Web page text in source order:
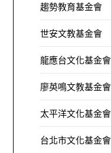
趨勢教育基金會
世安文教基金會
龍應台文化基金會
廖英鳴文教基金會
太平洋文化基金會
台北市文化基金會